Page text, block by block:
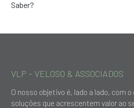
VLP – VELOSO & ASSOCIADOS
O nosso objetivo é, lado a lado, com
soluções que acrescentem valor ao